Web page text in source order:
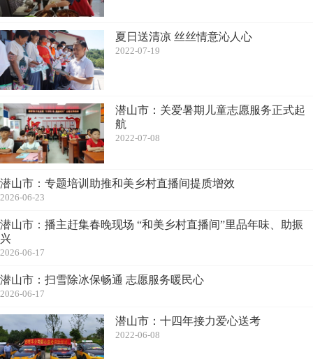
夏日送清凉 丝丝情意沁人心
2022-07-19
潜山市：关爱暑期儿童志愿服务正式起
航
2022-07-08
潜山市：专题培训助推和美乡村直播间提质增效
2026-06-23
潜山市：播主赶集春晚现场 “和美乡村直播间”里品年味、助振
兴
2026-06-17
潜山市：扫雪除冰保畅通 志愿服务暖民心
2026-06-17
潜山市：十四年接力爱心送考
2022-06-08